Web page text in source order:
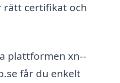
rätt certifikat och
plattformen xn--
får du enkelt